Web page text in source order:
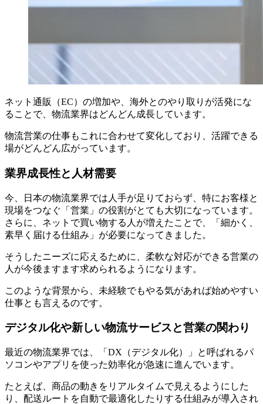
ネット通販（EC）の増加や、海外とのやり取りが活発にな
ることで、物流業界はどんどん成長しています。
物流営業の仕事もこれに合わせて変化しており、活躍できる
場がどんどん広がっています。
業界成長性と人材需要
今、日本の物流業界では人手が足りておらず、特にお客様と
現場をつなぐ「営業」の役割がとても大切になっています。
さらに、ネットで買い物する人が増えたことで、「細かく、
素早く届ける仕組み」が必要になってきました。
そうしたニーズに応えるために、柔軟な対応ができる営業の
人が今後ますます求められるようになります。
このような背景から、未経験でもやる気があれば始めやすい
仕事とも言えるのです。
デジタル化や新しい物流サービスと営業の関わり
最近の物流業界では、「DX（デジタル化）」と呼ばれるパ
ソコンやアプリを使った効率化が急速に進んでいます。
たとえば、商品の動きをリアルタイムで見えるようにした
り、配送ルートを自動で最適化したりする仕組みが導入され